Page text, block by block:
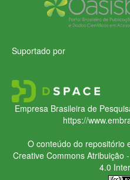
Suportado por
Empresa Brasileira de
https://
O conteúdo do repositório
Creative CommonsAtribuição
4.0